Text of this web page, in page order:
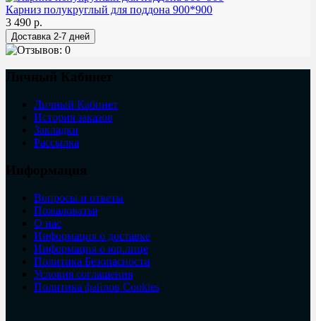
Карниз полукруглый для поддона 900*900
3 490 р.
Личный Кабинет
История заказов
Закладки
Рассылка
Вопросы и ответы
Пожаловатья
О нас
Информация о доставке
Информация о юр.лице
Политика Безопасности
Условия соглашения
Политика файлов Cookies